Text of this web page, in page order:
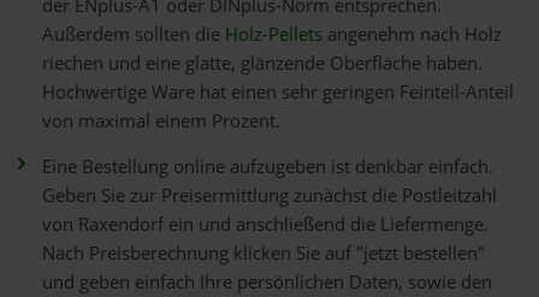
der ENplus-A1 oder DINplus-Norm entsprechen.
Außerdem sollten die Holz-Pellets angenehm nach Holz
riechen und eine glatte, glänzende Oberfläche haben.
Hochwertige Ware hat einen sehr geringen Feinteil-Anteil
von maximal einem Prozent.
Eine Bestellung online aufzugeben ist denkbar einfach.
Geben Sie zur Preisermittlung zunächst die Postleitzahl
von Raxendorf ein und anschließend die Liefermenge.
Nach Preisberechnung klicken Sie auf "jetzt bestellen"
und geben einfach Ihre persönlichen Daten, sowie den